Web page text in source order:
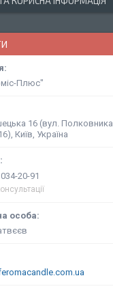
Плюс"
16 (вул. Полковника
Київ, Україна
20-91